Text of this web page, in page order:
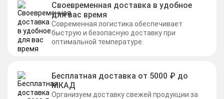
Своевременная доставка в удобное
для вас время
Современная логистика обеспечивает
быструю и безопасную доставку при
оптимальной температуре.
Бесплатная доставка от 5000 ₽ до
МКАД
Организуем доставку свежей продукции за